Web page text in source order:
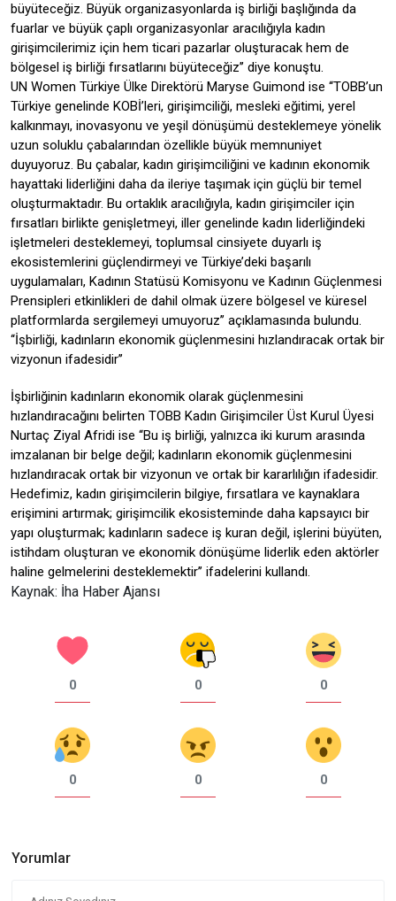
büyüteceğiz. Büyük organizasyonlarda iş birliği başlığında da
fuarlar ve büyük çaplı organizasyonlar aracılığıyla kadın
girişimcilerimiz için hem ticari pazarlar oluşturacak hem de
bölgesel iş birliği fırsatlarını büyüteceğiz’’ diye konuştu.
UN Women Türkiye Ülke Direktörü Maryse Guimond ise ‘‘TOBB’un
Türkiye genelinde KOBİ’leri, girişimciliği, mesleki eğitimi, yerel
kalkınmayı, inovasyonu ve yeşil dönüşümü desteklemeye yönelik
uzun soluklu çabalarından özellikle büyük memnuniyet
duyuyoruz. Bu çabalar, kadın girişimciliğini ve kadının ekonomik
hayattaki liderliğini daha da ileriye taşımak için güçlü bir temel
oluşturmaktadır. Bu ortaklık aracılığıyla, kadın girişimciler için
fırsatları birlikte genişletmeyi, iller genelinde kadın liderliğindeki
işletmeleri desteklemeyi, toplumsal cinsiyete duyarlı iş
ekosistemlerini güçlendirmeyi ve Türkiye’deki başarılı
uygulamaları, Kadının Statüsü Komisyonu ve Kadının Güçlenmesi
Prensipleri etkinlikleri de dahil olmak üzere bölgesel ve küresel
platformlarda sergilemeyi umuyoruz’’ açıklamasında bulundu.
‘‘İşbirliği, kadınların ekonomik güçlenmesini hızlandıracak ortak bir
vizyonun ifadesidir’’
İşbirliğinin kadınların ekonomik olarak güçlenmesini
hızlandıracağını belirten TOBB Kadın Girişimciler Üst Kurul Üyesi
Nurtaç Ziyal Afridi ise ‘‘Bu iş birliği, yalnızca iki kurum arasında
imzalanan bir belge değil; kadınların ekonomik güçlenmesini
hızlandıracak ortak bir vizyonun ve ortak bir kararlılığın ifadesidir.
Hedefimiz, kadın girişimcilerin bilgiye, fırsatlara ve kaynaklara
erişimini artırmak; girişimcilik ekosisteminde daha kapsayıcı bir
yapı oluşturmak; kadınların sadece iş kuran değil, işlerini büyüten,
istihdam oluşturan ve ekonomik dönüşüme liderlik eden aktörler
haline gelmelerini desteklemektir’’ ifadelerini kullandı.
Kaynak: İha Haber Ajansı
0 0 0
0 0 0
Yorumlar